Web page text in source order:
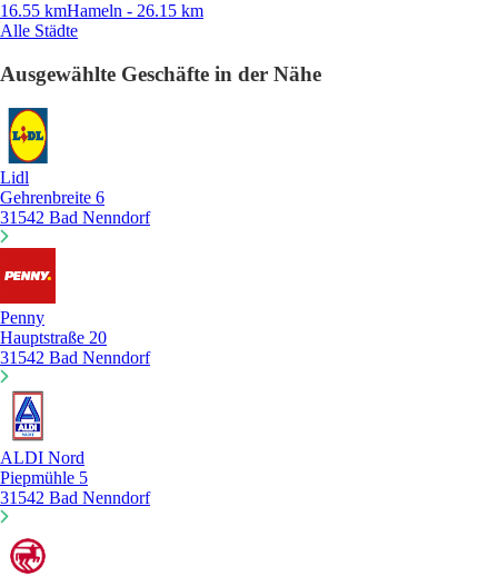
16.55 kmHameln - 26.15 km
Alle Städte
Ausgewählte Geschäfte in der Nähe
Lidl
Gehrenbreite 6
31542 Bad Nenndorf
Penny
Hauptstraße 20
31542 Bad Nenndorf
ALDI Nord
Piepmühle 5
31542 Bad Nenndorf